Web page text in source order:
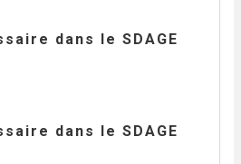
dans le SDAGE
dans le SDAGE